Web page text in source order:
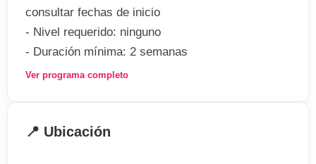
consultar fechas de inicio
- Nivel requerido: ninguno
- Duración mínima: 2 semanas
- 1 lección: 45 minutos
Ver programa completo
📍 Ubicación